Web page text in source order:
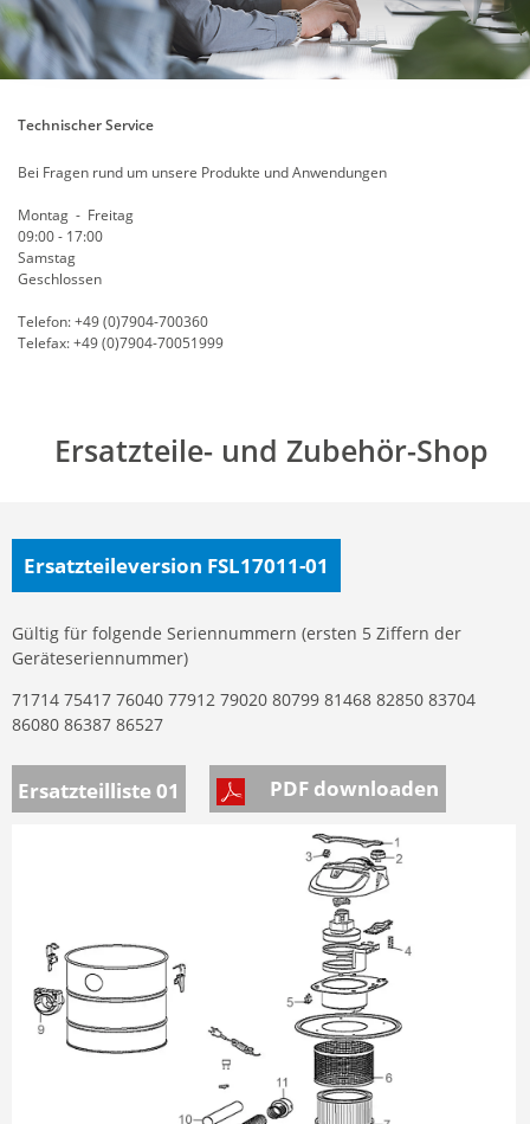
Technischer Service
Bei Fragen rund um unsere Produkte und Anwendungen
Montag - Freitag
09:00 - 17:00
Samstag
Geschlossen
Telefon: +49 (0)7904-700360
Telefax: +49 (0)7904-70051999
Ersatzteile- und Zubehör-Shop
Ersatzteileversion FSL17011-01
Gültig für folgende Seriennummern (ersten 5 Ziffern der
Geräteseriennummer)
71714 75417 76040 77912 79020 80799 81468 82850 83704
86080 86387 86527
Ersatzteilliste 01 PDF downloaden